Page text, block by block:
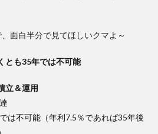
面白半分で見てほしいクマよ～
とも35年では不可能
立＆運用
不可能（年利7.5％であれば35年後